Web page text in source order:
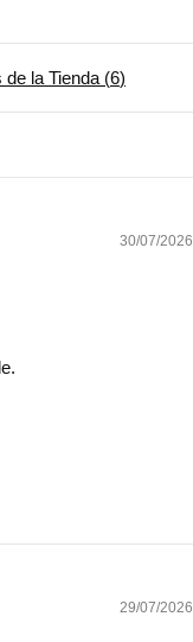
de la Tienda (6)
30/07/2026
29/07/2026